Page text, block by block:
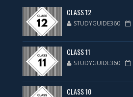
CLASS 12
STUDYGUIDE360
CLASS 11
STUDYGUIDE360
CLASS 10